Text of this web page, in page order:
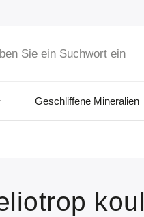
Geschliffene Mineralien